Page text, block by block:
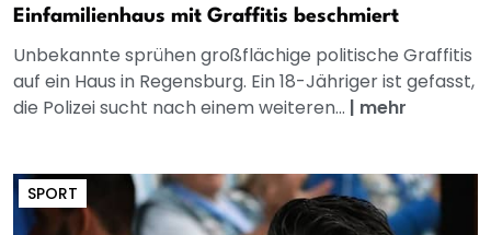
Einfamilienhaus mit Graffitis beschmiert
Unbekannte sprühen großflächige politische Graffitis
auf ein Haus in Regensburg. Ein 18-Jähriger ist gefasst,
die Polizei sucht nach einem weiteren... | mehr
SPORT